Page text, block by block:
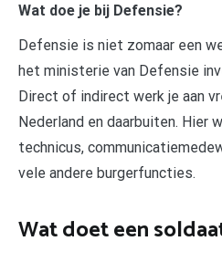
Wat doe je bij Defensie?
Defensie is niet zomaar een
het ministerie van Defensie
Direct of indirect werk je aan
Nederland en daarbuiten. Hier
technicus,
vele andere burgerfuncties.
Wat doet een